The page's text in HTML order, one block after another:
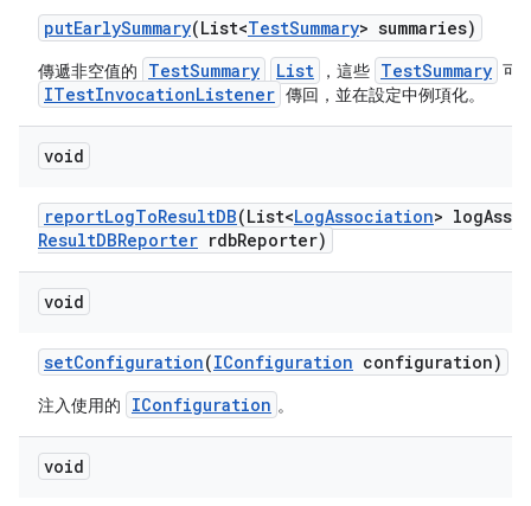
putEarlySummary(List<TestSummary> summaries)
傳遞非空值的 TestSummary List ，這些 TestSummary 可
ITestInvocationListener 傳回，並在設定中例項化。
void
reportLogToResultDB(List<LogAssociation> log
ResultDBReporter rdbReporter)
void
setConfiguration(IConfiguration configuration)
注入使用的 IConfiguration 。
void